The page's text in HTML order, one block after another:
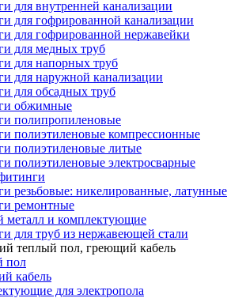
для внутренней канализации
для гофрированной канализации
для гофрированной нержавейки
для медных труб
для напорных труб
для наружной канализации
для обсадных труб
обжимные
полипропиленовые
полиэтиленовые компрессионные
полиэтиленовые литые
полиэтиленовые электросварные
резьбовые: никелированные, латунные
ремонтные
металл и комплектующие
для труб из нержавеющей стали
теплый пол, греющий кабель
пол
кабель
для электропола